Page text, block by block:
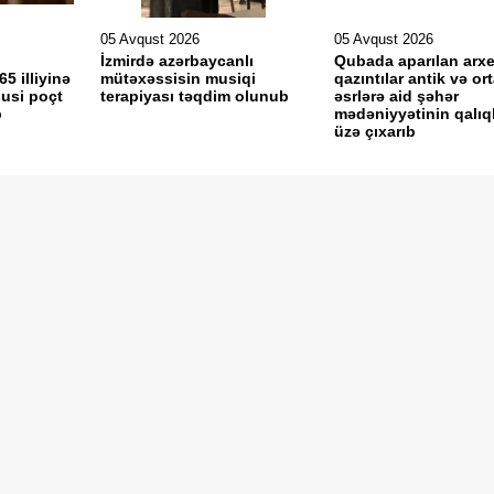
illiyinə
poçt
05 Avqust 2026
İzmirdə azərbaycanlı
mütəxəssisin musiqi
terapiyası təqdim olunub
05 Avqust 2026
Qubada aparılan
qazıntılar antik və
əsrlərə aid şəhər
mədəniyyətinin
üzə çıxarıb